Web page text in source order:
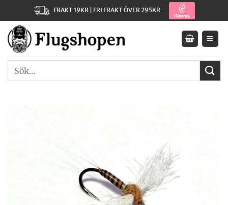
to
content
FRAKT 19KR | FRI FRAKT ÖVER 295KR